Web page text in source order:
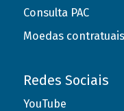
Consulta PAC
Moedas contratuais
Redes Sociais
YouTube